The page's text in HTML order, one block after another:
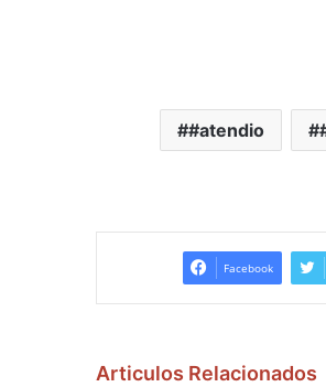
#atendio
Facebook
Articulos Relacionados